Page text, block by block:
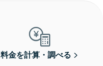
料金を計算・調べる